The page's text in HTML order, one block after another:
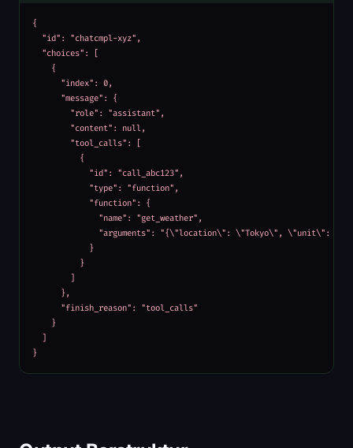
{
  "id": "chatcmpl-xyz",
  "choices": [
    {
      "index": 0,
      "message": {
        "role": "assistant",
        "content": null,
        "tool_calls": [
          {
            "id": "call_abc123",
            "type": "function",
            "function": {
              "name": "get_weather",
"arguments": "{\"location\": \"Tokyo\", \"unit\":
            }
          }
        ]
      },
      "finish_reason": "tool_calls"
    }
  ]
}